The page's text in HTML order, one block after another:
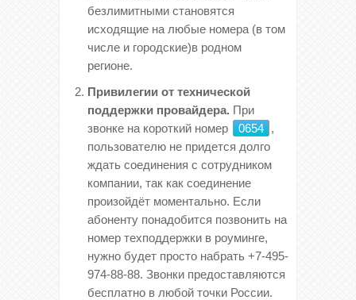
безлимитными становятся
исходящие на любые номера (в том
числе и городские)в родном
регионе.
Привилегии от технической
поддержки провайдера. При
звонке на короткий номер
0654 ,
пользователю не придется долго
ждать соединения с сотрудником
компании, так как соединение
произойдёт моментально. Если
абоненту понадобится позвонить на
номер техподдержки в роуминге,
нужно будет просто набрать +7-495-
974-88-88. Звонки предоставляются
бесплатно в любой точки России.